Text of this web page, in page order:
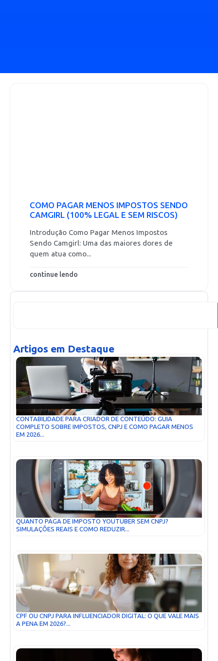
COMO PAGAR MENOS IMPOSTOS SENDO
CAMGIRL (100% LEGAL E SEM RISCOS)
Introdução Como Pagar Menos Impostos
Sendo Camgirl: Uma das maiores dores de
quem atua como...
continue lendo
Artigos em Destaque
CONTABILIDADE PARA CRIADOR DE CONTEÚDO: GUIA
COMPLETO SOBRE IMPOSTOS, CNPJ E COMO PAGAR MENOS
EM 2026...
QUANTO PAGA DE IMPOSTO YOUTUBER SEM CNPJ?
SIMULAÇÕES REAIS E COMO REDUZIR...
CPF OU CNPJ PARA INFLUENCIADOR DIGITAL: O QUE VALE MAIS
A PENA EM 2026?...